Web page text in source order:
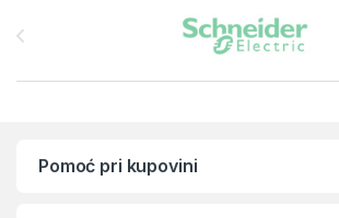
Pomoć pri kupovini